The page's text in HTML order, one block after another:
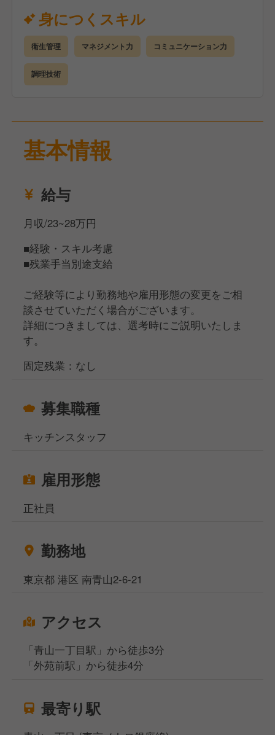
な料理を扱うからこそ、数多くの料理をマスターでき
る環境があります。
メニュープランニング・盛り付け・調理からマーケテ
ィングまで、様々な場面でアイデアを発揮していただ
ける、幅広いキャリアを描ける会社です。
社員食堂でのご経験や大量調理のご経験がある方は優
遇いたします。
【業務内容】
仕込みから調理、盛り付けまでの調理業務全般。
身につくスキル
衛生管理 マネジメント力 コミュニケーション力
調理技術
基本情報
給与
月収/23~28万円
■経験・スキル考慮
■残業手当別途支給
ご経験等により勤務地や雇用形態の変更をご相
談させていただく場合がございます。
詳細につきましては、選考時にご説明いたしま
す。
固定残業：なし
募集職種
キッチンスタッフ
雇用形態
正社員
勤務地
東京都 港区 南青山2-6-21
アクセス
「青山一丁目駅」から徒歩3分
「外苑前駅」から徒歩4分
最寄り駅